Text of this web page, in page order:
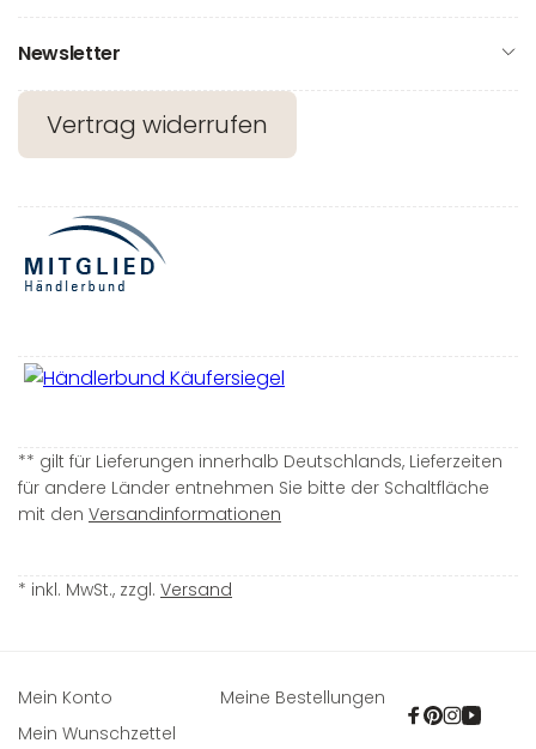
Newsletter
Vertrag widerrufen
** gilt für Lieferungen innerhalb Deutschlands, Lieferzeiten
für andere Länder entnehmen Sie bitte der Schaltfläche
mit den Versandinformationen
* inkl. MwSt., zzgl. Versand
Mein Konto
Meine Bestellungen
Mein Wunschzettel
Facebook
Pinterest